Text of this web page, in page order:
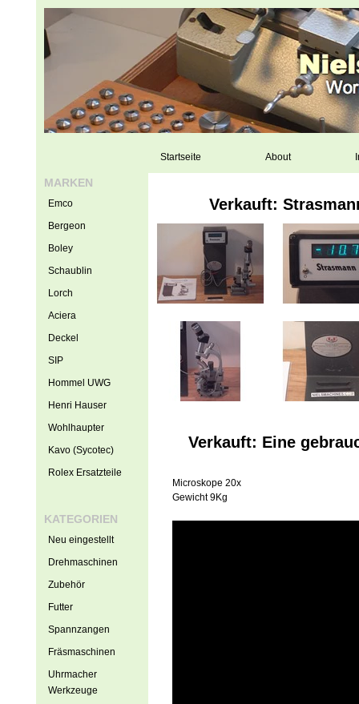
Startseite About
Verkauft:
Verkauft: Eine
Microskope 20x
Gewicht 9Kg
MARKEN
Emco
Bergeon
Boley
Schaublin
Lorch
Aciera
Deckel
SIP
Hommel UWG
Henri Hauser
Wohlhaupter
Kavo (Sycotec)
Rolex Ersatzteile
KATEGORIEN
Neu eingestellt
Drehmaschinen
Zubehör
Futter
Spannzangen
Fräsmaschinen
Uhrmacher
Werkzeuge